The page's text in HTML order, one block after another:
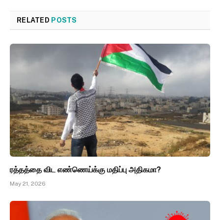
RELATED POSTS
ரத்தத்தை விட எண்ணெய்க்கு மதிப்பு அதிகமா?
May 21, 2026